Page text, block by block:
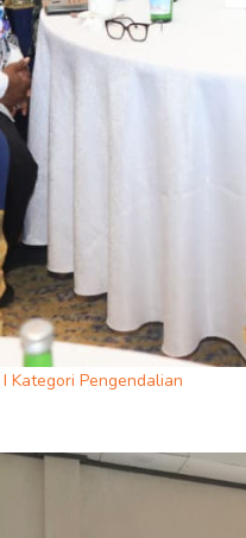
Kategori Pengendalian